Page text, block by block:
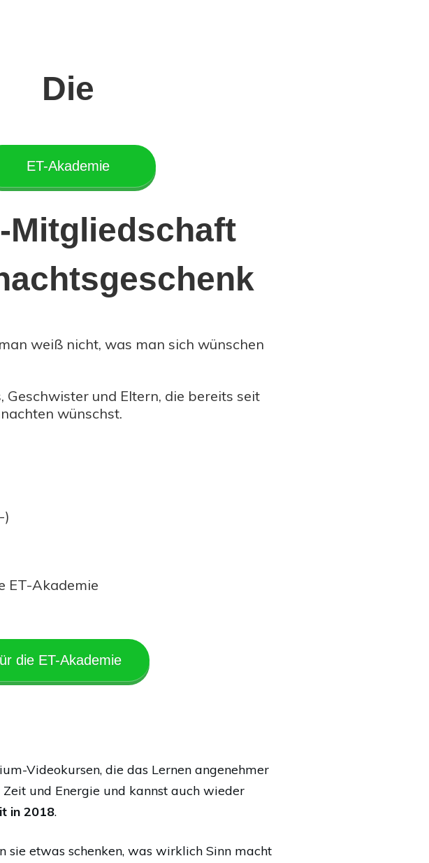
Die
ET-Akademie
Mitgliedschaft
weiß nicht, was man sich wünschen
Geschwister und Eltern, die bereits seit
wünschst.
)
ET-Akademie
die ET-Akademie
Videokursen, die das Lernen angenehmer
und Energie und kannst auch wieder
in 2018.
sie etwas schenken, was wirklich Sinn macht